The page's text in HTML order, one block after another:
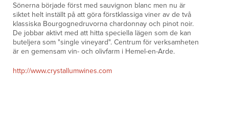
Sönerna började först med sauvignon blanc men nu är
siktet helt inställt på att göra förstklassiga viner av de två
klassiska Bourgognedruvorna chardonnay och pinot noir.
De jobbar aktivt med att hitta speciella lägen som de kan
buteljera som "single vineyard". Centrum för verksamheten
är en gemensam vin- och olivfarm i Hemel-en-Arde.
http://www.crystallumwines.com